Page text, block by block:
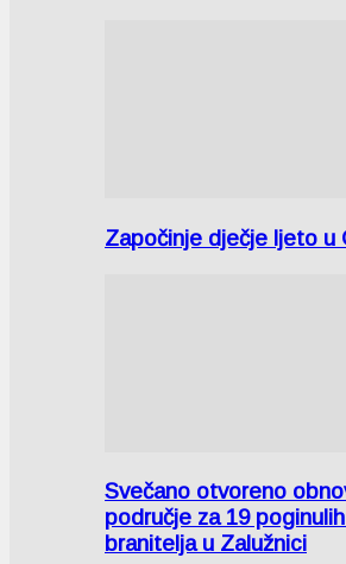
Započinje dječje ljeto u
Svečano otvoreno
područje za 19
branitelja u Zalužnici